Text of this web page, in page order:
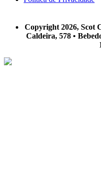
Copyright 2026, Scot
Caldeira, 578 •